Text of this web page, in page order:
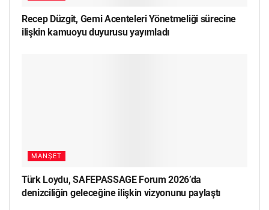
Recep Düzgit, Gemi Acenteleri Yönetmeliği sürecine
ilişkin kamuoyu duyurusu yayımladı
MANŞET
Türk Loydu, SAFEPASSAGE Forum 2026’da
denizciliğin geleceğine ilişkin vizyonunu paylaştı